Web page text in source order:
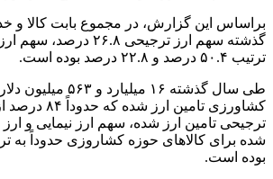
براساس این گزارش، در مجموع بابت کالا
گذشته سهم ارز ترجیحی‌
ترتیب ۵۰.۴ درصد و ۲۲.۸ درصد بوده است.
طی سال گذشته ۱۶
کشاورزی تامین
ترجیحی تامین ارز شده، سهم ارز نیمایی و
بوده است.